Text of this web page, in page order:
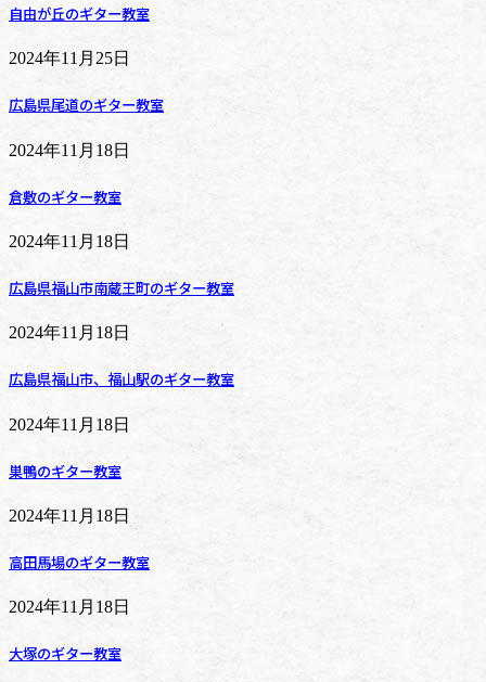
自由が丘のギター教室
2024年11月25日
広島県尾道のギター教室
2024年11月18日
倉敷のギター教室
2024年11月18日
広島県福山市南蔵王町のギター教室
2024年11月18日
広島県福山市、福山駅のギター教室
2024年11月18日
巣鴨のギター教室
2024年11月18日
高田馬場のギター教室
2024年11月18日
大塚のギター教室